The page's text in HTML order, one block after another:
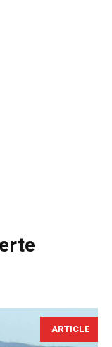
ARTICLE